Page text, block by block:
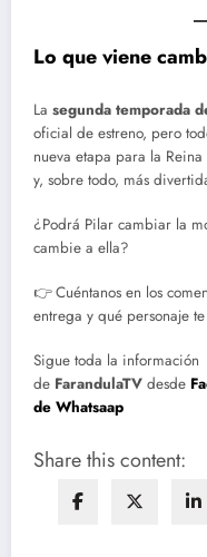
Lo que viene
La segunda temporada
oficial de estreno, pero
nueva etapa para la
y, sobre todo, más
¿Podrá Pilar cambiar la
cambie a ella?
👉 Cuéntanos en los
entrega y qué personaje
Sigue toda la información
de FarandulaTV desde
de Whatsaap
Share this content: